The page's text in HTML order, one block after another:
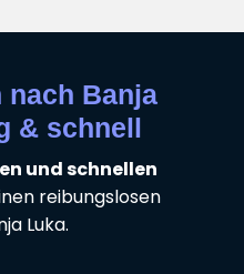
nach Banja
& schnell
und schnellen
reibungslosen
Luka.